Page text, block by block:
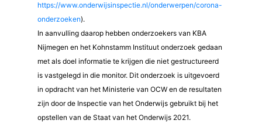
https://www.onderwijsinspectie.nl/onderwerpen/corona-
onderzoeken).
In aanvulling daarop hebben onderzoekers van KBA
Nijmegen en het Kohnstamm Instituut onderzoek gedaan
met als doel informatie te krijgen die niet gestructureerd
is vastgelegd in die monitor. Dit onderzoek is uitgevoerd
in opdracht van het Ministerie van OCW en de resultaten
zijn door de Inspectie van het Onderwijs gebruikt bij het
opstellen van de Staat van het Onderwijs 2021.